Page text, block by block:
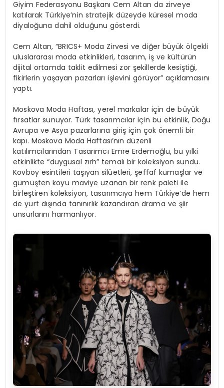
Giyim Federasyonu Başkanı Cem Altan da zirveye
katılarak Türkiye’nin stratejik düzeyde küresel moda
diyaloğuna dahil olduğunu gösterdi.
Cem Altan, “BRICS+ Moda Zirvesi ve diğer büyük ölçekli
uluslararası moda etkinlikleri, tasarım, iş ve kültürün
dijital ortamda taklit edilmesi zor şekillerde kesiştiği,
fikirlerin yaşayan pazarları işlevini görüyor” açıklamasını
yaptı.
Moskova Moda Haftası, yerel markalar için de büyük
fırsatlar sunuyor. Türk tasarımcılar için bu etkinlik, Doğu
Avrupa ve Asya pazarlarına giriş için çok önemli bir
kapı. Moskova Moda Haftası’nın düzenli
katılımcılarından Tasarımcı Emre Erdemoğlu, bu yılki
etkinlikte “duygusal zırh” temalı bir koleksiyon sundu.
Kovboy esintileri taşıyan silüetleri, şeffaf kumaşlar ve
gümüşten koyu maviye uzanan bir renk paleti ile
birleştiren koleksiyon, tasarımcıya hem Türkiye’de hem
de yurt dışında tanınırlık kazandıran drama ve şiir
unsurlarını harmanlıyor.